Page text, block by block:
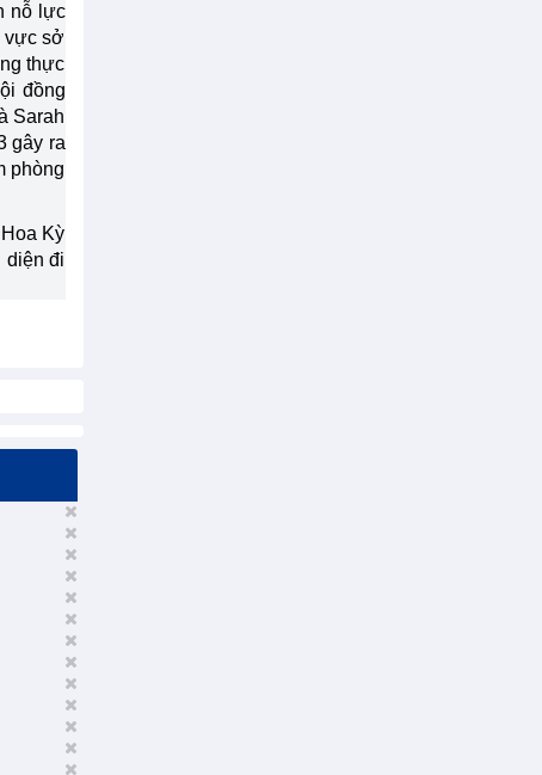
nỗ lực
vực sở
thực
đồng
Sarah
gây ra
phòng
Kỳ
diện đi